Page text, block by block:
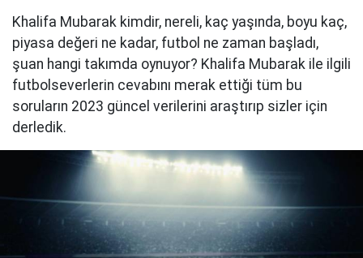
Khalifa Mubarak kimdir, nereli, kaç yaşında, boyu kaç,
piyasa değeri ne kadar, futbol ne zaman başladı,
şuan hangi takımda oynuyor? Khalifa Mubarak ile ilgili
futbolseverlerin cevabını merak ettiği tüm bu
soruların 2023 güncel verilerini araştırıp sizler için
derledik.